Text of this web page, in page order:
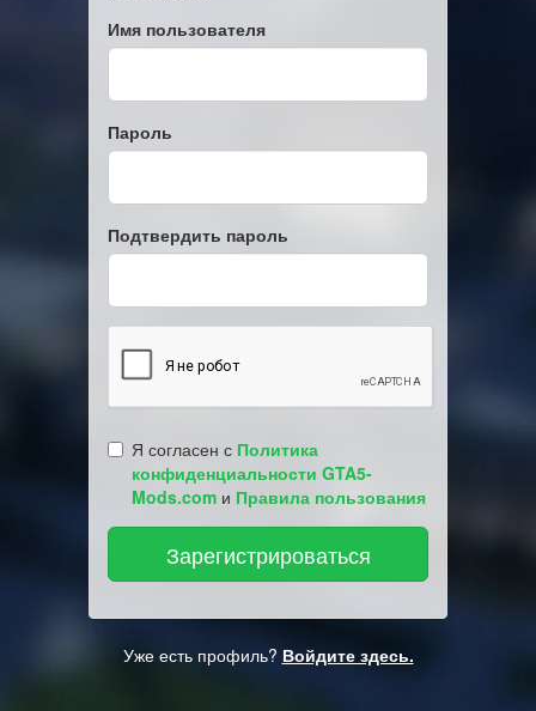
Имя пользователя
Пароль
Подтвердить пароль
Я согласен с Политика
конфиденциальности GTA5-
Mods.com и Правила пользования
Уже есть профиль? Войдите здесь.